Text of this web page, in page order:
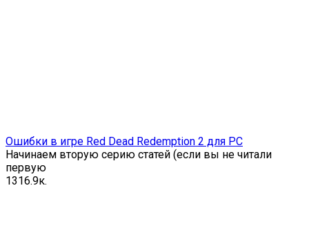
Ошибки в игре Red Dead Redemption 2 для PC
Начинаем вторую серию статей (если вы не читали
первую
1316.9к.